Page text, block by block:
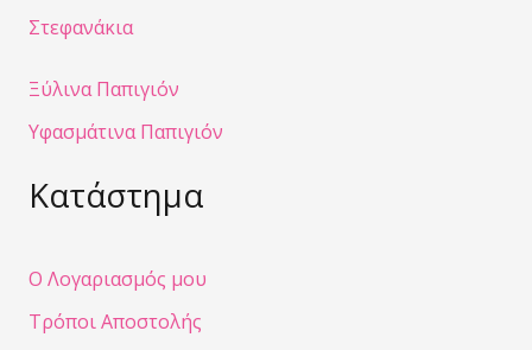
Στεφανάκια
Ξύλινα Παπιγιόν
Υφασμάτινα Παπιγιόν
Κατάστημα
Ο Λογαριασμός μου
Τρόποι Αποστολής